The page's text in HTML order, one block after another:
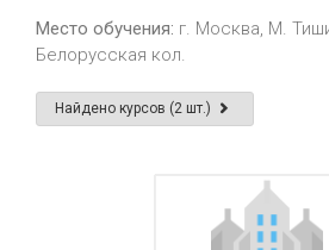
Место обучения: г. Москва, М.
Белорусская кол.
Найдено курсов (2 шт.)